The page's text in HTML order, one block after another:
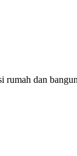
rumah dan